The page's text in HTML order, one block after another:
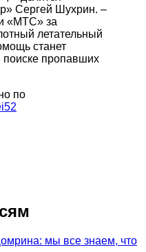
Сергей Шухрин. –
«МТС» за
летательный
станет
пропавших
по
мы все знаем, что